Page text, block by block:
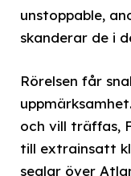
unstoppable,
skanderar de i
Rörelsen får
och vill träffas,
till extrainsatt
seglar över